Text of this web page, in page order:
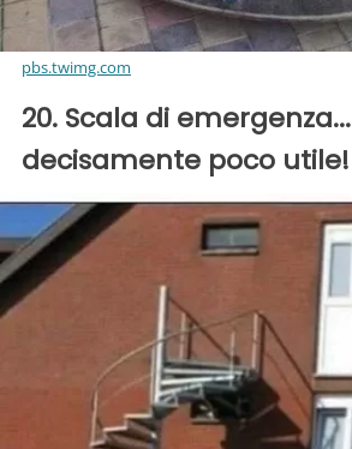
pbs.twimg.com
20. Scala di emergenza...
decisamente poco utile!